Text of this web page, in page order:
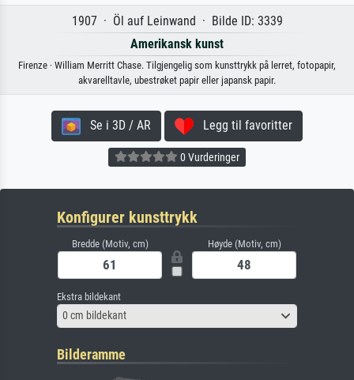
1907 · Öl auf Leinwand · Bilde ID: 3339
Amerikansk kunst
Firenze · William Merritt Chase. Tilgjengelig som kunsttrykk på lerret, fotopapir,
akvarelltavle, ubestrøket papir eller japansk papir.
Se i 3D / AR Legg til favoritter
0 Vurderinger
Konfigurer kunsttrykk
Bredde (Motiv, cm) Høyde (Motiv, cm)
Ekstra bildekant
0 cm bildekant
Bilderamme